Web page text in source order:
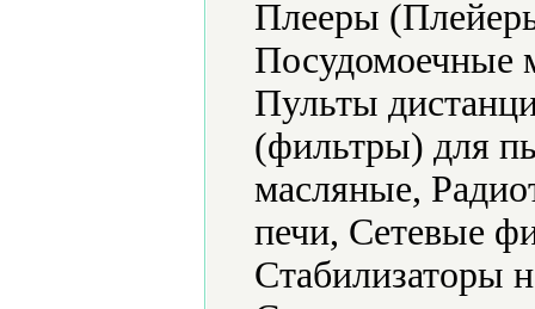
Плееры
Посудомоечные
Пульты
(фильтры) для
масляные,
печи, Сетевые
Стабилизаторы